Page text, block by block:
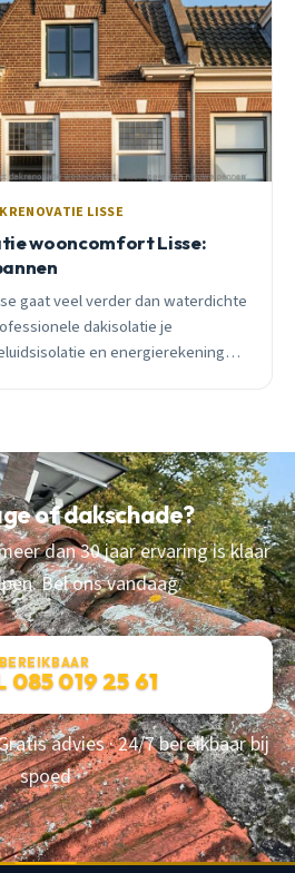
LISSE
wooncomfort Lisse:
gaat veel verder dan waterdichte
dakisolatie je
en energierekening
of dakschade?
dan 30 jaar ervaring is klaar
Bel ons vandaag.
085 019 25 61
advies · 24/7 bereikbaar bij
spoed